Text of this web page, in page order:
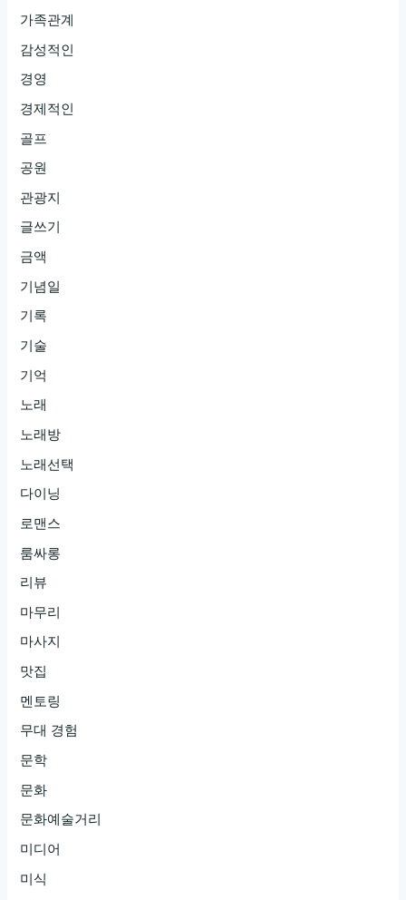
가족관계
감성적인
경영
경제적인
골프
공원
관광지
글쓰기
금액
기념일
기록
기술
기억
노래
노래방
노래선택
다이닝
로맨스
룸싸롱
리뷰
마무리
마사지
맛집
멘토링
무대 경험
문학
문화
문화예술거리
미디어
미식